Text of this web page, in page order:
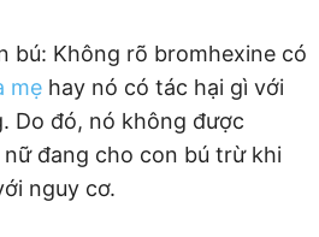
bú: Không rõ bromhexine có
mẹ hay nó có tác hại gì với
Do đó, nó không được
đang cho con bú trừ khi
nguy cơ.